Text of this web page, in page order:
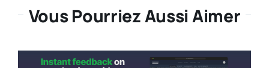
Vous Pourriez Aussi Aimer